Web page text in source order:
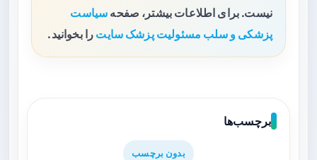
نیست. برای اطلاعات بیشتر، صفحه سیاست
پزشکی و سلب مسئولیت پزشک سایت را بخوانید.
برچسب‌ها
بدون برچسب